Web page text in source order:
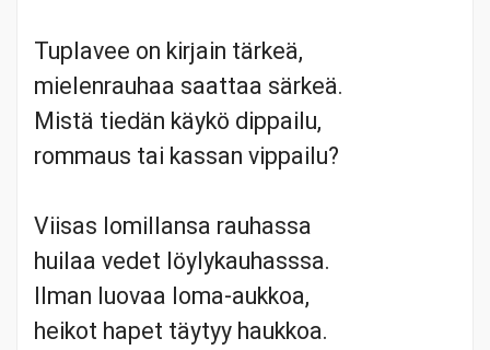
Tuplavee on kirjain tärkeä,
mielenrauhaa saattaa särkeä.
Mistä tiedän käykö dippailu,
rommaus tai kassan vippailu?
Viisas lomillansa rauhassa
huilaa vedet löylykauhasssa.
Ilman luovaa loma-aukkoa,
heikot hapet täytyy haukkoa.